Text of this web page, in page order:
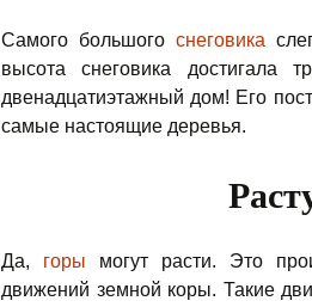
Самого большого снеговика
высота снеговика
двенадцатиэтажный дом! Его
самые настоящие деревья.
Да, горы могут расти. Это
движений земной коры. Такие